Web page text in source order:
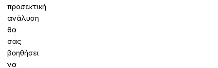
προσεκτική
ανάλυση
θα
σας
βοηθήσει
να